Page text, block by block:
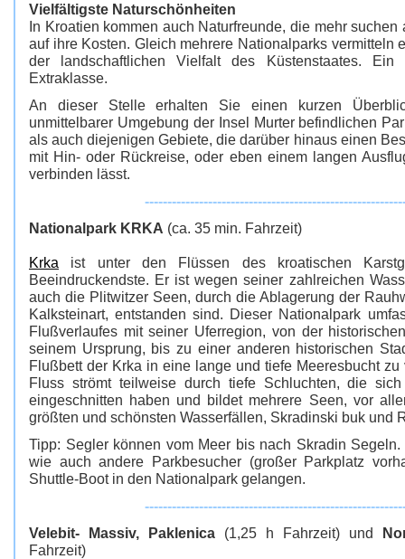
Vielfältigste Naturschönheiten
In Kroatien kommen auch Naturfreunde, die mehr
auf ihre Kosten. Gleich mehrere Nationalparks vermitteln
der landschaftlichen Vielfalt des Küstenstaates. Ein
Extraklasse.
An dieser Stelle erhalten Sie einen kurzen
unmittelbarer Umgebung der Insel Murter befindlichen
als auch diejenigen Gebiete, die darüber hinaus einen
mit Hin- oder Rückreise, oder eben einem langen
verbinden lässt.
Nationalpark KRKA (ca. 35 min. Fahrzeit)
Krka ist unter den Flüssen des kroatischen
Beeindruckendste. Er ist wegen seiner zahlreichen
auch die Plitwitzer Seen, durch die Ablagerung der
Kalksteinart, entstanden sind. Dieser Nationalpark
Flußverlaufes mit seiner Uferregion, von der
seinem Ursprung, bis zu einer anderen historischen
Flußbett der Krka in eine lange und tiefe Meeresbucht
Fluss strömt teilweise durch tiefe Schluchten, die
eingeschnitten haben und bildet mehrere Seen, vor
größten und schönsten Wasserfällen, Skradinski buk und
Tipp: Segler können vom Meer bis nach Skradin
wie auch andere Parkbesucher (großer Parkplatz
Shuttle-Boot in den Nationalpark gelangen.
Velebit- Massiv, Paklenica (1,25 h Fahrzeit) und
Fahrzeit)